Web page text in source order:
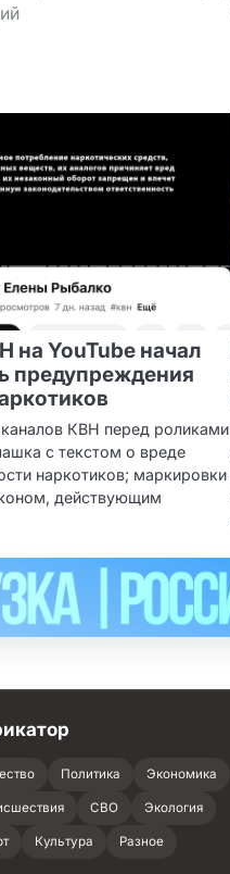
на YouTube начал
предупреждения
КВН перед роликами
с текстом о вреде
наркотиков; маркировки
действующим
Политика Экономика
СВО Экология
Культура Разное